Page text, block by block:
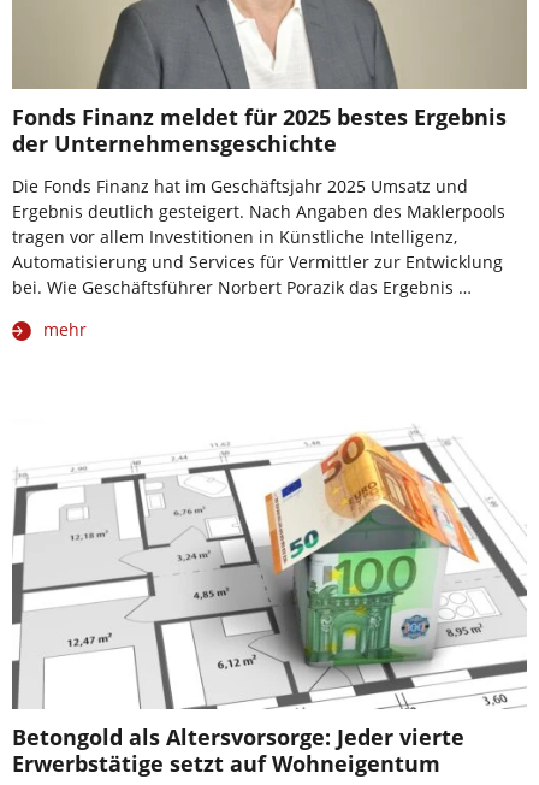
Fonds Finanz meldet für 2025 bestes Ergebnis
der Unternehmensgeschichte
Die Fonds Finanz hat im Geschäftsjahr 2025 Umsatz und
Ergebnis deutlich gesteigert. Nach Angaben des Maklerpools
tragen vor allem Investitionen in Künstliche Intelligenz,
Automatisierung und Services für Vermittler zur Entwicklung
bei. Wie Geschäftsführer Norbert Porazik das Ergebnis …
mehr
Betongold als Altersvorsorge: Jeder vierte
Erwerbstätige setzt auf Wohneigentum